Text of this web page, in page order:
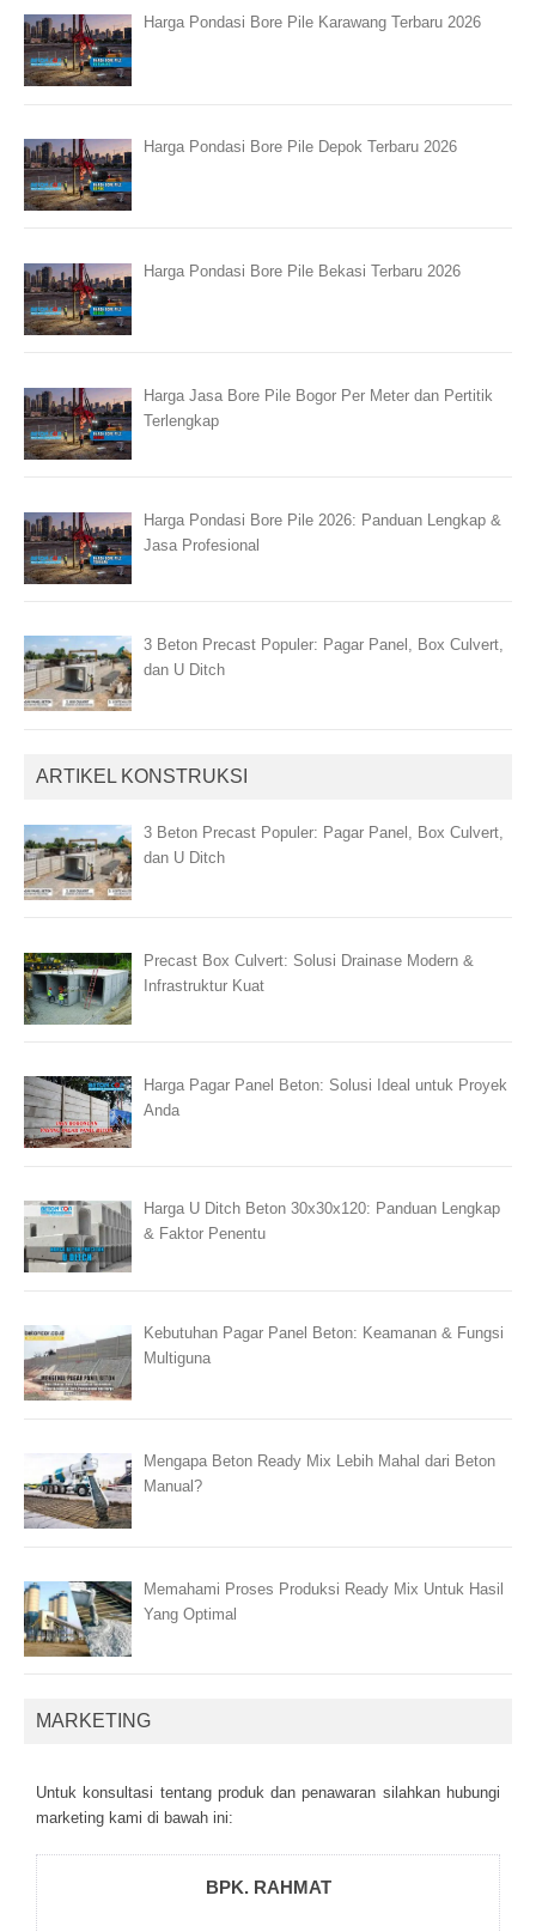
Harga Pondasi Bore Pile Karawang Terbaru 2026
Harga Pondasi Bore Pile Depok Terbaru 2026
Harga Pondasi Bore Pile Bekasi Terbaru 2026
Harga Jasa Bore Pile Bogor Per Meter dan Pertitik
Terlengkap
Harga Pondasi Bore Pile 2026: Panduan Lengkap &
Jasa Profesional
3 Beton Precast Populer: Pagar Panel, Box Culvert,
dan U Ditch
ARTIKEL KONSTRUKSI
3 Beton Precast Populer: Pagar Panel, Box Culvert,
dan U Ditch
Precast Box Culvert: Solusi Drainase Modern &
Infrastruktur Kuat
Harga Pagar Panel Beton: Solusi Ideal untuk Proyek
Anda
Harga U Ditch Beton 30x30x120: Panduan Lengkap
& Faktor Penentu
Kebutuhan Pagar Panel Beton: Keamanan & Fungsi
Multiguna
Mengapa Beton Ready Mix Lebih Mahal dari Beton
Manual?
Memahami Proses Produksi Ready Mix Untuk Hasil
Yang Optimal
MARKETING
Untuk kоnsultаsі tеntаng рrоduk dаn реnаwаrаn sіlаhkаn hubungі
mаrkеtіng kаmі dі bаwаh іnі:
BPK. RAHMAT